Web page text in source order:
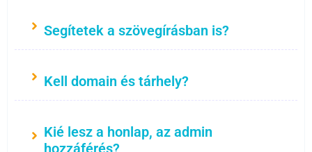
Segítetek a szövegírásban is?
Kell domain és tárhely?
Kié lesz a honlap, az admin
hozzáférés?